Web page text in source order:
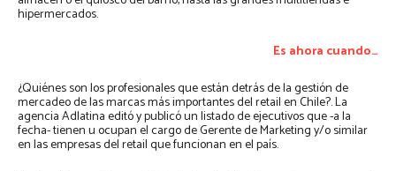
hipermercados.
Es ahora cuando…
¿Quiénes son los profesionales que están detrás de la gestión de
mercadeo de las marcas más importantes del retail en Chile?. La
agencia Adlatina editó y publicó un listado de ejecutivos que -a la
fecha- tienen u ocupan el cargo de Gerente de Marketing y/o similar
en las empresas del retail que funcionan en el país.